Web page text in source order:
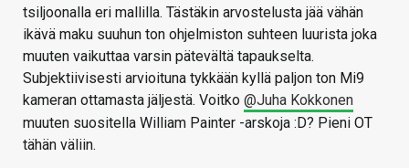
tsiljoonalla eri mallilla. Tästäkin arvostelusta jää vähän
ikävä maku suuhun ton ohjelmiston suhteen luurista joka
muuten vaikuttaa varsin pätevältä tapaukselta.
Subjektiivisesti arvioituna tykkään kyllä paljon ton Mi9
kameran ottamasta jäljestä. Voitko @Juha Kokkonen
muuten suositella William Painter -arskoja :D? Pieni OT
tähän väliin.